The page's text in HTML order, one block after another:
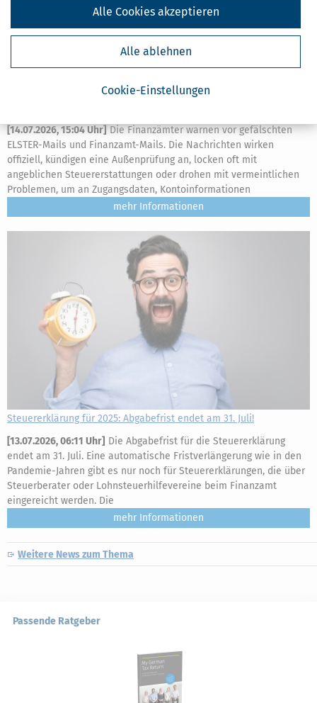
Cookie-Einstellungen
Alle ablehnen
Alle Cookies akzeptieren
[14.07.2026, 15:04 Uhr]Die Finanzämter warnen vor gefälschten
ELSTER-Mails und Finanzamt-Mails. Die Nachrichten wirken
offiziell, kündigen eine Außenprüfung an, locken oft mit
angeblichen Steuererstattungen oder drohen mit vermeintlichen
Problemen, um an Zugangsdaten, Kontoinformationen
mehr
Steuererklärung für 2025: Abgabefrist endet am 31. Juli!
[13.07.2026, 06:11 Uhr] Die Abgabefrist für die Steuererklärung
endet am 31. Juli. Eine automatische Fristverlängerung wie in den
Pandemie-Jahren gibt es nur noch für Steuererklärungen, die über
Steuerberater oder Lohnsteuerhilfevereine beim Finanzamt
eingereicht werden. Die
mehr
Weitere News zum Thema
Passende Ratgeber